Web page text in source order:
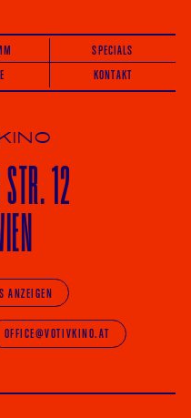
SPECIALS
KONTAKT
STR. 12
ANZEIGEN
OFFICE@VOTIVKINO.AT